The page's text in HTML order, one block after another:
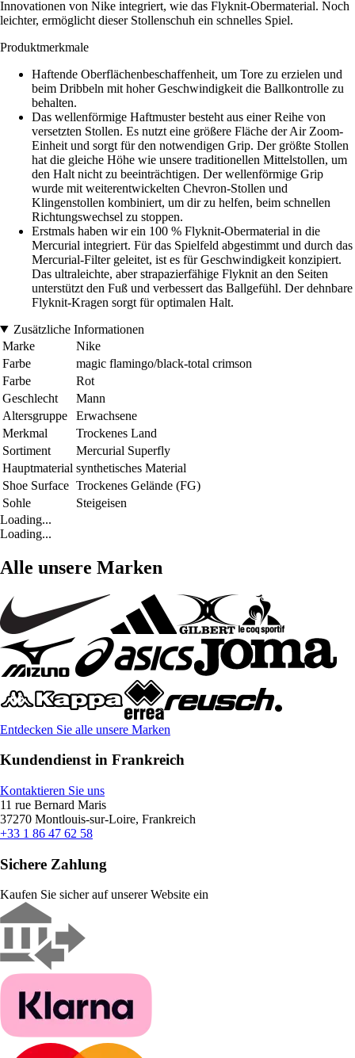
Innovationen von Nike integriert, wie das Flyknit-Obermaterial. Noch
leichter, ermöglicht dieser Stollenschuh ein schnelles Spiel.
Produktmerkmale
Haftende Oberflächenbeschaffenheit, um Tore zu erzielen und
beim Dribbeln mit hoher Geschwindigkeit die Ballkontrolle zu
behalten.
Das wellenförmige Haftmuster besteht aus einer Reihe von
versetzten Stollen. Es nutzt eine größere Fläche der Air Zoom-
Einheit und sorgt für den notwendigen Grip. Der größte Stollen
hat die gleiche Höhe wie unsere traditionellen Mittelstollen, um
den Halt nicht zu beeinträchtigen. Der wellenförmige Grip
wurde mit weiterentwickelten Chevron-Stollen und
Klingenstollen kombiniert, um dir zu helfen, beim schnellen
Richtungswechsel zu stoppen.
Erstmals haben wir ein 100 % Flyknit-Obermaterial in die
Mercurial integriert. Für das Spielfeld abgestimmt und durch das
Mercurial-Filter geleitet, ist es für Geschwindigkeit konzipiert.
Das ultraleichte, aber strapazierfähige Flyknit an den Seiten
unterstützt den Fuß und verbessert das Ballgefühl. Der dehnbare
Flyknit-Kragen sorgt für optimalen Halt.
Zusätzliche Informationen
Marke
Nike
Farbe
magic flamingo/black-total crimson
Farbe
Rot
Geschlecht
Mann
Altersgruppe
Erwachsene
Merkmal
Trockenes Land
Sortiment
Mercurial Superfly
Hauptmaterial synthetisches Material
Shoe Surface Trockenes Gelände (FG)
Sohle
Steigeisen
Loading...
Loading...
Alle unsere Marken
Entdecken Sie alle unsere Marken
Kundendienst in Frankreich
Kontaktieren Sie uns
11 rue Bernard Maris
37270 Montlouis-sur-Loire, Frankreich
+33 1 86 47 62 58
Sichere Zahlung
Kaufen Sie sicher auf unserer Website ein